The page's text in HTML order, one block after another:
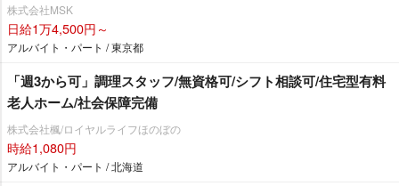
株式会社MSK
日給1万4,500円～
アルバイト・パート / 東京都
「週3から可」調理スタッフ/無資格可/シフト相談可/住宅型有料
老人ホーム/社会保障完備
株式会社楓/ロイヤルライフほのぼの
時給1,080円
アルバイト・パート / 北海道